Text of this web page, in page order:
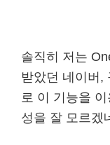
솔직히 저는
받았던 네이버,
로 이 기능을
성을 잘 모르겠